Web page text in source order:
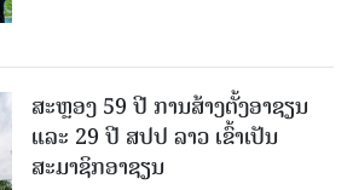
ສະຫຼອງ 59 ປີ ການສ້າງຕັ້ງອາຊຽນ
ແລະ 29 ປີ ສປປ ລາວ ເຂົ້າເປັນ
ສະມາຊິກອາຊຽນ